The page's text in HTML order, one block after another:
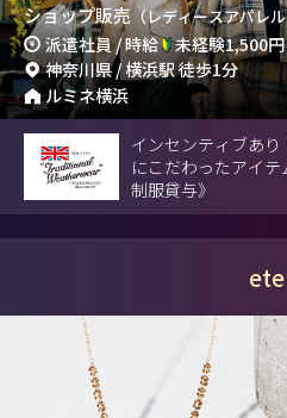
ショップ販売 （レディースアパレ
派遣社員 / 時給 未経験1,500円
神奈川県 / 横浜駅 徒歩1分
ルミネ横浜
インセンティブあ
にこだわったアイ
制服貸与》
ete